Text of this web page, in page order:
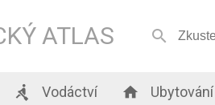
ATLAS 
 Vodáctví  Ubytování